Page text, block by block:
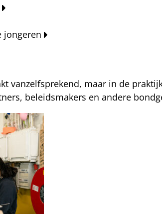
jongeren
vanzelfsprekend, maar in de
beleidsmakers en andere